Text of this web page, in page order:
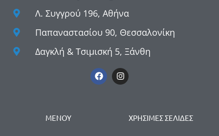
Λ. Συγγρού 196, Αθήνα
Παπαναστασίου 90, Θεσσαλονίκη
Δαγκλή & Τσιμισκή 5, Ξάνθη
ΜΕΝΟΥ ΧΡΗΣΙΜΕΣ ΣΕΛΙΔΕΣ